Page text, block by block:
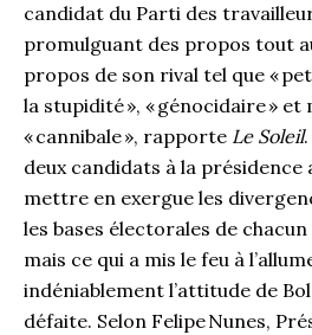
candidat du Parti des
promulguant des propos tout
propos de son rival tel que «
la stupidité », « génocidaire » et
« cannibale », rapporte Le Soleil
deux candidats à la
mettre en exergue les
les bases électorales de
mais ce qui a mis le feu à
indéniablement l’attitude de
défaite. Selon Felipe Nunes,